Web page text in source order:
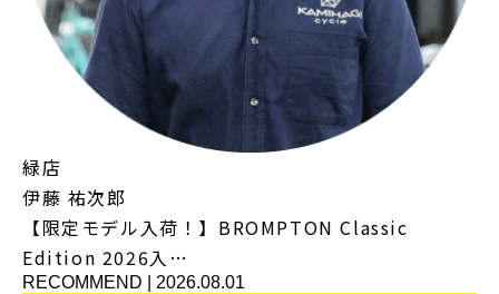
緑店
伊藤 祐次郎
【限定モデル入荷！】BROMPTON Classic
Edition 2026入…
RECOMMEND 2026.08.01